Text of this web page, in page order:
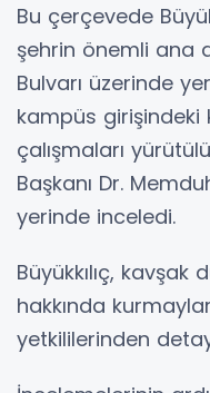
Bu çerçevede
şehrin önemli ana
Bulvarı üzerinde
kampüs
çalışmaları
Başkanı Dr.
yerinde inceledi.
Büyükkılıç, kavşak
hakkında
yetkililerinden